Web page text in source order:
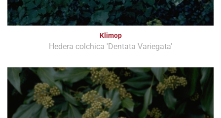
Klimop
Hedera colchica 'Dentata Variegata'